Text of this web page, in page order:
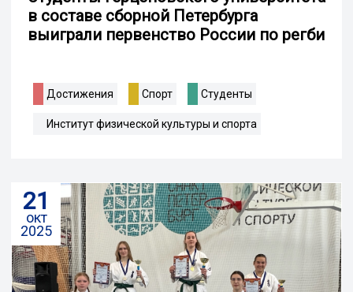
в составе сборной Петербурга
выиграли первенство России по регби
Достижения Спорт Студенты
Институт физической культуры и спорта
21
окт
2025